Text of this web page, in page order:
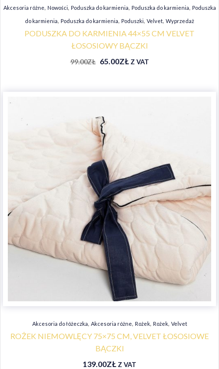
Akcesoria różne, Nowości, Poduszka do karmienia, Poduszka do karmienia, Poduszka
do karmienia, Poduszka do karmienia, Poduszki, Velvet, Wyprzedaż
PODUSZKA DO KARMIENIA 44×55 CM VELVET
ŁOSOSIOWY BĄCZKI
99.00ZŁ 65.00ZŁ Z VAT
Akcesoria do łóżeczka, Akcesoria różne, Rożek, Rożek, Velvet
ROŻEK NIEMOWLĘCY 75×75 CM, VELVET ŁOSOSIOWE
BĄCZKI
139.00ZŁ Z VAT